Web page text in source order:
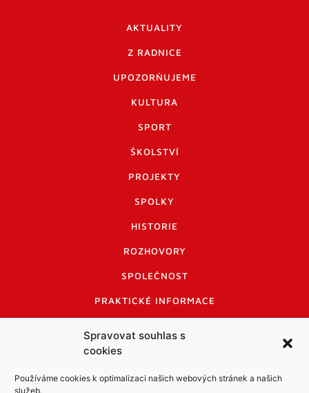
Spravovat souhlas s
cookies
Používáme cookies k optimalizaci našich webových stránek a našich
služeb.
AKTUALITY
Z RADNICE
UPOZORŇUJEME
KULTURA
SPORT
ŠKOLSTVÍ
PROJEKTY
SPOLKY
HISTORIE
ROZHOVORY
SPOLEČNOST
PRAKTICKÉ INFORMACE
INFORMACE A KODEX DISKUTUJÍCÍCH
LOGO A LOGO MANUÁL